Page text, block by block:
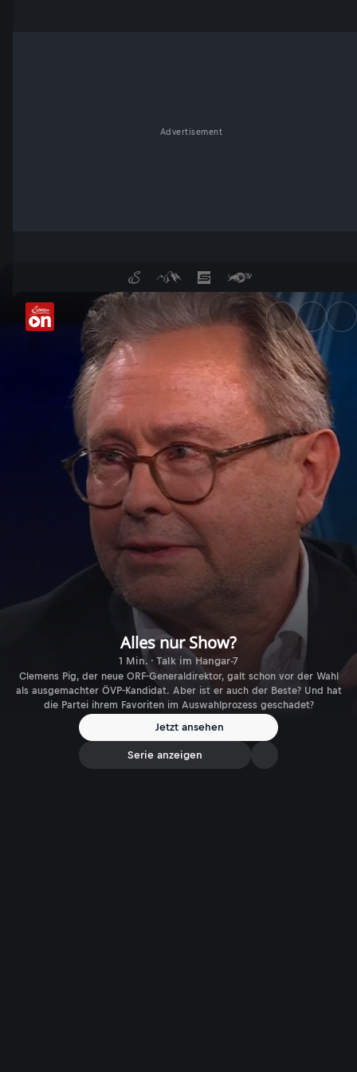
Advertisement
Alles nur Show? - ServusTV
Alles nur Show?
1 Min. · Talk im Hangar-7
Clemens Pig, der neue ORF-Generaldirektor, galt schon vor der Wahl
als ausgemachter ÖVP-Kandidat. Aber ist er auch der Beste? Und hat
die Partei ihrem Favoriten im Auswahlprozess geschadet?
Jetzt ansehen
Serie anzeigen